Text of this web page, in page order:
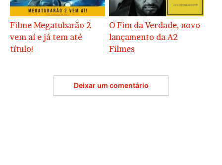
Filme Megatubarão 2
vem aí e já tem até
título!
O Fim da Verdade, novo
lançamento da A2
Filmes
Deixar um comentário